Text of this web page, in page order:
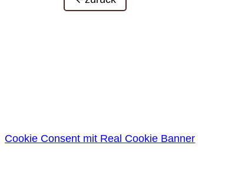
Cookie Consent mit Real Cookie Banner